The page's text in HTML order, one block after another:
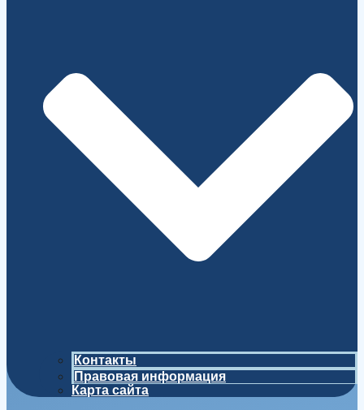
Контакты
Правовая информация
Карта сайта